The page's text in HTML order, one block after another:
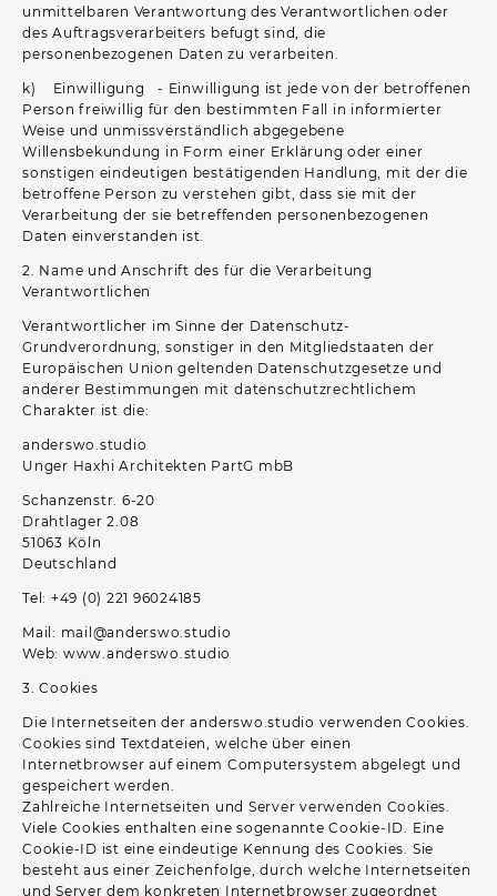
unmittelbaren Verantwortung des Verantwortlichen oder
des Auftragsverarbeiters befugt sind, die
personenbezogenen Daten zu verarbeiten.
k) Einwilligung - Einwilligung ist jede von der betroffenen
Person freiwillig für den bestimmten Fall in informierter
Weise und unmissverständlich abgegebene
Willensbekundung in Form einer Erklärung oder einer
sonstigen eindeutigen bestätigenden Handlung, mit der die
betroffene Person zu verstehen gibt, dass sie mit der
Verarbeitung der sie betreffenden personenbezogenen
Daten einverstanden ist.
2. Name und Anschrift des für die Verarbeitung
Verantwortlichen
Verantwortlicher im Sinne der Datenschutz-
Grundverordnung, sonstiger in den Mitgliedstaaten der
Europäischen Union geltenden Datenschutzgesetze und
anderer Bestimmungen mit datenschutzrechtlichem
Charakter ist die:
anderswo.studio
Unger Haxhi Architekten PartG mbB
Schanzenstr. 6-20
Drahtlager 2.08
51063 Köln
Deutschland
Tel: +49 (0) 221 96024185
Mail: mail@anderswo.studio
Web: www.anderswo.studio
3. Cookies
Die Internetseiten der anderswo.studio verwenden Cookies.
Cookies sind Textdateien, welche über einen
Internetbrowser auf einem Computersystem abgelegt und
gespeichert werden.
Zahlreiche Internetseiten und Server verwenden Cookies.
Viele Cookies enthalten eine sogenannte Cookie-ID. Eine
Cookie-ID ist eine eindeutige Kennung des Cookies. Sie
besteht aus einer Zeichenfolge, durch welche Internetseiten
und Server dem konkreten Internetbrowser zugeordnet